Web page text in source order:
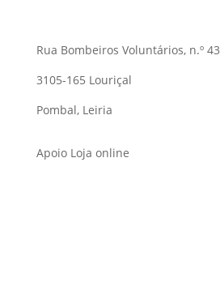
Rua Bombeiros Voluntários, n.º 43
3105-165 Louriçal
Pombal, Leiria
Apoio Loja online